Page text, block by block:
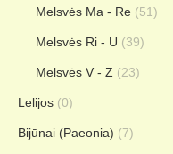
Melsvės Ma - Re (51)
Melsvės Ri - U (39)
Melsvės V - Z (23)
Lelijos (0)
Bijūnai (Paeonia) (7)